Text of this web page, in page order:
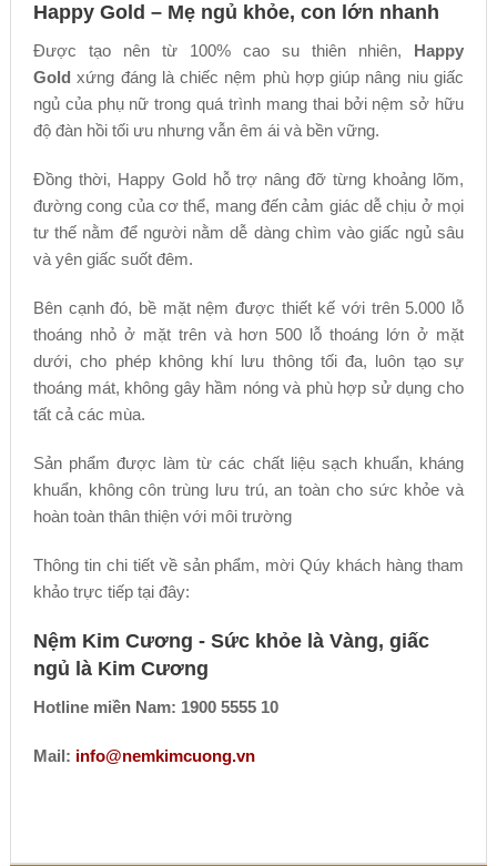
Happy Gold – Mẹ ngủ khỏe, con lớn nhanh
Được tạo nên từ 100% cao su thiên nhiên, Happy
Gold xứng đáng là chiếc nệm phù hợp giúp nâng niu giấc
ngủ của phụ nữ trong quá trình mang thai bởi nệm sở hữu
độ đàn hồi tối ưu nhưng vẫn êm ái và bền vững.
Đồng thời, Happy Gold hỗ trợ nâng đỡ từng khoảng lõm,
đường cong của cơ thể, mang đến cảm giác dễ chịu ở mọi
tư thế nằm để người nằm dễ dàng chìm vào giấc ngủ sâu
và yên giấc suốt đêm.
Bên cạnh đó, bề mặt nệm được thiết kế với trên 5.000 lỗ
thoáng nhỏ ở mặt trên và hơn 500 lỗ thoáng lớn ở mặt
dưới, cho phép không khí lưu thông tối đa, luôn tạo sự
thoáng mát, không gây hầm nóng và phù hợp sử dụng cho
tất cả các mùa.
Sản phẩm được làm từ các chất liệu sạch khuẩn, kháng
khuẩn, không côn trùng lưu trú, an toàn cho sức khỏe và
hoàn toàn thân thiện với môi trường
Thông tin chi tiết về sản phẩm, mời Qúy khách hàng tham
khảo trực tiếp tại đây:
Nệm Kim Cương - Sức khỏe là Vàng, giấc
ngủ là Kim Cương
Hotline miền Nam: 1900 5555 10
Mail: info@nemkimcuong.vn